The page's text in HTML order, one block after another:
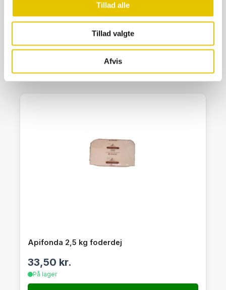
Tillad alle
Tillad valgte
Afvis
Apifonda 12,5 kg (5*2,5kg) foderdej
162,50kr.
Apifonda 2,5 kg foderdej
33,50 kr.
På lager